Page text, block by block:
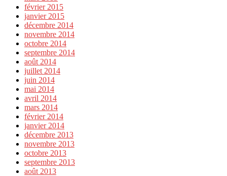
février 2015
janvier 2015
décembre 2014
novembre 2014
octobre 2014
septembre 2014
août 2014
juillet 2014
juin 2014
mai 2014
avril 2014
mars 2014
février 2014
janvier 2014
décembre 2013
novembre 2013
octobre 2013
septembre 2013
août 2013